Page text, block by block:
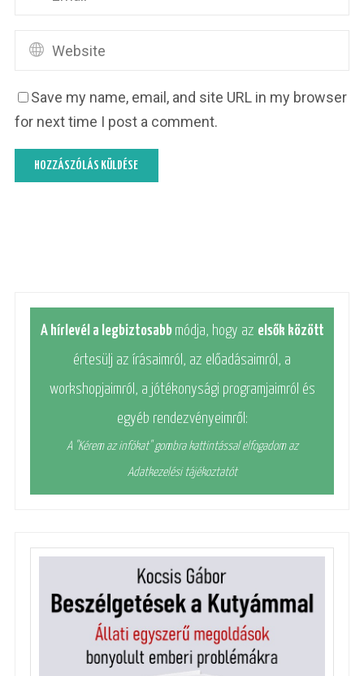
Save my name, email, and site URL in my browser
for next time I post a comment.
A hírlevél a legbiztosabb módja, hogy az elsők között
értesülj az írásaimról, az előadásaimról, a
workshopjaimról, a jótékonysági programjaimról és
egyéb rendezvényeimről:
A "Kérem az infókat" gombra kattintással elfogadom az
Adatkezelési tájékoztatót